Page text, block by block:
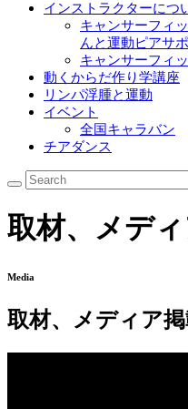
インストラクターにつ
キャンサーフィ
んと運動ピアサ
キャンサーフィ
動くからだ作り学講座
リンパ浮腫と運動
イベント
全国キャラバン
チアダンス
取材、メデ
Media
取材、メディア